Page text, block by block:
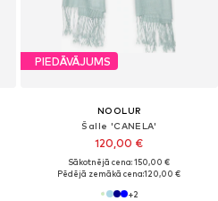
PIEDĀVĀJUMS
NOOLUR
Šalle 'CANELA'
120,00 €
Sākotnējā cena: 150,00 €
Pēdējā zemākā cena:120,00 €
+2